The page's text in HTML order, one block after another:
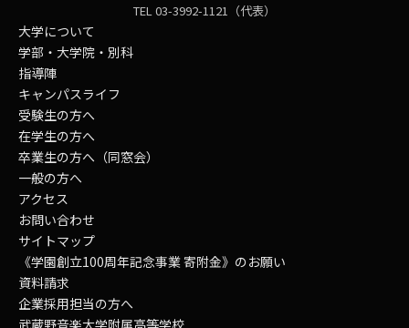
TEL 03-3992-1121（代表）
大学について
学部・大学院・別科
指導陣
キャンパスライフ
受験生の方へ
在学生の方へ
卒業生の方へ（同窓会）
一般の方へ
アクセス
お問い合わせ
サイトマップ
《学園創立100周年記念事業 寄附金》のお願い
資料請求
企業採用担当の方へ
武蔵野音楽大学附属高等学校